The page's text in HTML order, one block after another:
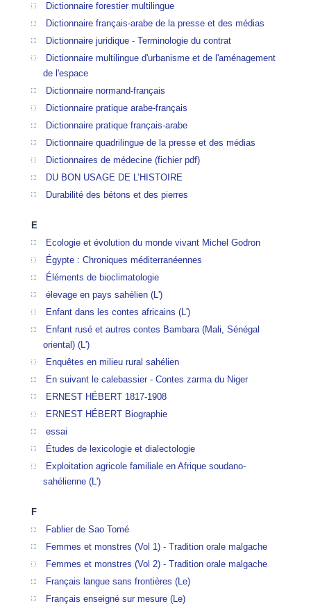
Dictionnaire forestier multilingue
Dictionnaire français-arabe de la presse et des médias
Dictionnaire juridique - Terminologie du contrat
Dictionnaire multilingue d'urbanisme et de l'aménagement
de l'espace
Dictionnaire normand-français
Dictionnaire pratique arabe-français
Dictionnaire pratique français-arabe
Dictionnaire quadrilingue de la presse et des médias
Dictionnaires de médecine (fichier pdf)
DU BON USAGE DE L’HISTOIRE
Durabilité des bétons et des pierres
E
Ecologie et évolution du monde vivant Michel Godron
Égypte : Chroniques méditerranéennes
Éléments de bioclimatologie
élevage en pays sahélien (L')
Enfant dans les contes africains (L')
Enfant rusé et autres contes Bambara (Mali, Sénégal
oriental) (L')
Enquêtes en milieu rural sahélien
En suivant le calebassier - Contes zarma du Niger
ERNEST HÉBERT 1817-1908
ERNEST HÉBERT Biographie
essai
Études de lexicologie et dialectologie
Exploitation agricole familiale en Afrique soudano-
sahélienne (L')
F
Fablier de Sao Tomé
Femmes et monstres (Vol 1) - Tradition orale malgache
Femmes et monstres (Vol 2) - Tradition orale malgache
Français langue sans frontières (Le)
Français enseigné sur mesure (Le)